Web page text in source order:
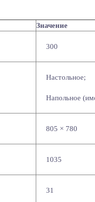
Значение
300
Настольное;
Напольное
805 × 780
1035
31